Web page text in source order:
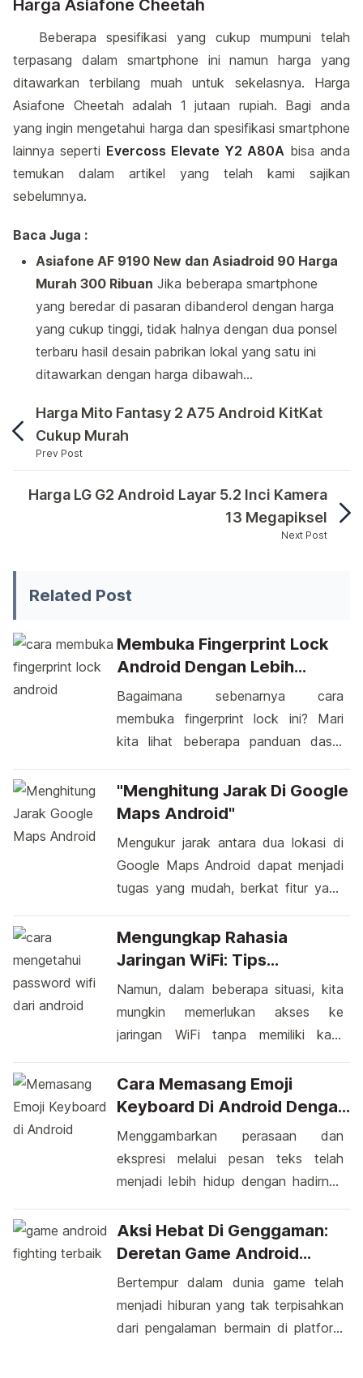
Harga Asiafone Cheetah
Beberapa spesifikasi yang cukup mumpuni telah
terpasang dalam smartphone ini namun harga yang
ditawarkan terbilang muah untuk sekelasnya. Harga
Asiafone Cheetah adalah 1 jutaan rupiah. Bagi anda
yang ingin mengetahui harga dan spesifikasi smartphone
lainnya seperti Evercoss Elevate Y2 A80A bisa anda
temukan dalam artikel yang telah kami sajikan
sebelumnya.
Baca Juga :
Asiafone AF 9190 New dan Asiadroid 90 Harga
Murah 300 Ribuan Jika beberapa smartphone
yang beredar di pasaran dibanderol dengan harga
yang cukup tinggi, tidak halnya dengan dua ponsel
terbaru hasil desain pabrikan lokal yang satu ini
ditawarkan dengan harga dibawah…
Harga Mito Fantasy 2 A75 Android KitKat
Cukup Murah
Prev Post
Salah satu produsen alat telekomunikasi yakni
Harga LG G2 Android Layar 5.2 Inci Kamera
13 Megapiksel
Next Post
Related Post
Membuka Fingerprint Lock
Android Dengan Lebih
Mudah: Tips Dan Solusi
Bagaimana sebenarnya cara
membuka fingerprint lock ini? Mari
kita lihat beberapa panduan dasar
mengatasi rintangan ini. Sensor sidik
jari pada perangkat Android Anda
untuk membuka kunci layar dengan
cepat. Namun, terkadang ada momen
ketika sidik jari Anda tidak terbaca
Anda harus mencoba beberapa […]
"Menghitung Jarak Di Google
Maps Android"
Mengukur jarak antara dua lokasi di
Google Maps Android dapat menjadi
tugas yang mudah, berkat fitur yang
pengguna, fitur ini telah menjadi
sahabat yang setia untuk mengetahui
bepergian dari satu titik ke titik
lainnya. Memiliki panduan terperinci
tentang cara menghitung jarak di
[…]
Mengungkap Rahasia
Jaringan WiFi: Tips
Mengejutkan Cara
Mengetahui Password WiFi
Dari Android
Namun, dalam beberapa situasi, kita
mungkin memerlukan akses ke
jaringan WiFi tanpa memiliki kata
menarik, bukan? Namun, penting
untuk diingat bahwa mencoba untuk
yang sah adalah melanggar etika dan
mungkin melanggar hukum di
beberapa negara. Ada sejumlah rumor
digunakan untuk […]
Cara Memasang Emoji
Keyboard Di Android Dengan
Mudah
Menggambarkan perasaan dan
ekspresi melalui pesan teks telah
menjadi lebih hidup dengan hadirnya
emoji keyboard adalah langkah
sederhana untuk menambahkan
ekspresif ke dalam percakapan Anda.
Dengan hanya beberapa langkah
mudah, Anda bisa mulai menghiasi
Aksi Hebat Di Genggaman:
Deretan Game Android
Fighting Terbaik 2023
Bertempur dalam dunia game telah
menjadi hiburan yang tak terpisahkan
dari pengalaman bermain di platform